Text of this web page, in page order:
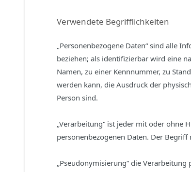
Verwendete Begrifflichkeiten
„Personenbezogene Daten“ sind alle
beziehen; als identifizierbar wird eine
Namen, zu einer Kennnummer, zu
werden kann, die Ausdruck der
Person sind.
„Verarbeitung“ ist jeder mit oder ohne
personenbezogenen Daten. Der
„Pseudonymisierung“ die